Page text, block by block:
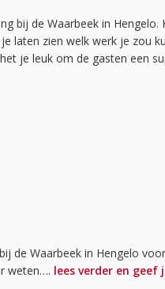
bij de Waarbeek in
laten zien welk werk je zou
je leuk om de gasten een
de Waarbeek in Hengelo
weten…. lees verder en geef